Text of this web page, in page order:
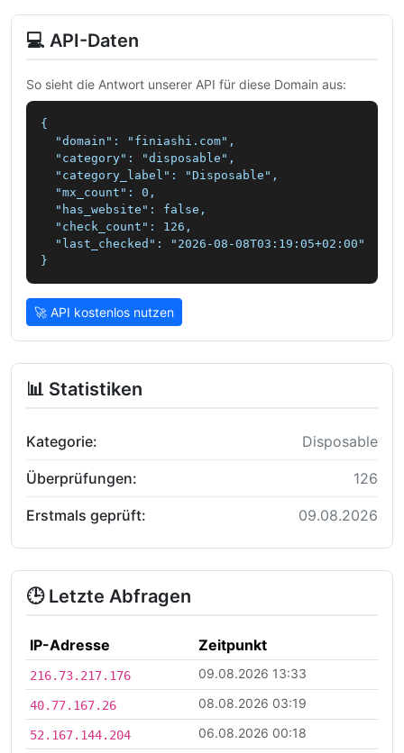
💻 API-Daten
So sieht die Antwort unserer API für diese Domain aus:
{
  "domain": "finiashi.com",
  "category": "disposable",
  "category_label": "Disposable",
  "mx_count": 0,
  "has_website": false,
  "check_count": 126,
  "last_checked": "2026-08-08T03:19:05+02:00"
}
🚀 API kostenlos nutzen
📊 Statistiken
Kategorie: Disposable
Überprüfungen: 126
Erstmals geprüft: 09.08.2026
🕒 Letzte Abfragen
IP-Adresse Zeitpunkt
216.73.217.176 09.08.2026 13:33
40.77.167.26 08.08.2026 03:19
52.167.144.204 06.08.2026 00:18